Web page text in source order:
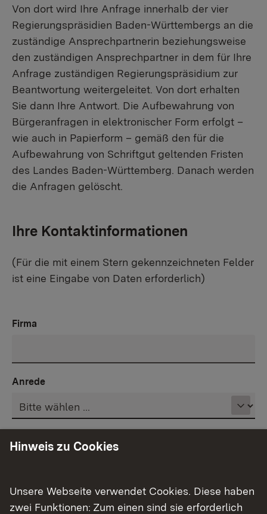
Von dort wird Ihre Anfrage innerhalb der vier
Regierungspräsidien Baden-Württembergs an die
zuständige Ansprechpartnerin beziehungsweise
den zuständigen Ansprechpartner in dem für Ihre
Anfrage zuständigen Regierungspräsidium zur
Beantwortung weitergeleitet. Von dort erhalten
Sie dann Ihre Antwort. Die Aufbewahrung von
Bürgeranfragen in elektronischer Form erfolgt –
wie auch in Papierform – gemäß den für die
Aufbewahrung von Schriftgut geltenden Fristen
des Landes Baden-Württemberg. Danach werden
die Anfragen gelöscht.
Ihre Kontaktinformationen
(Für die mit einem Stern gekennzeichneten Felder
ist eine Eingabe von Daten erforderlich)
Firma
Anrede
Nachname*
Hinweis zu Cookies
Unsere Webseite verwendet Cookies. Diese haben
zwei Funktionen: Zum einen sind sie erforderlich